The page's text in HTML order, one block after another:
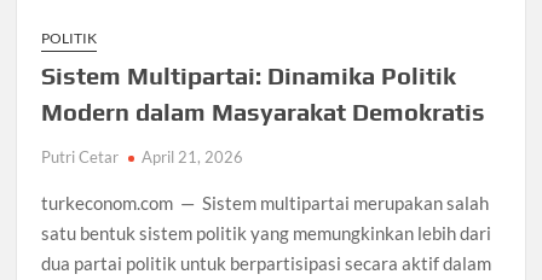
POLITIK
Sistem Multipartai: Dinamika Politik
Modern dalam Masyarakat Demokratis
Putri Cetar April 21, 2026
turkeconom.com — Sistem multipartai merupakan salah
satu bentuk sistem politik yang memungkinkan lebih dari
dua partai politik untuk berpartisipasi secara aktif dalam